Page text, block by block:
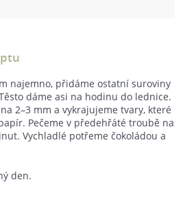
najemno, přidáme ostatní suroviny
dáme asi na hodinu do lednice.
2–3 mm a vykrajujeme tvary, které
Pečeme v předehřáté troubě na
Vychladlé potřeme čokoládou a
den.